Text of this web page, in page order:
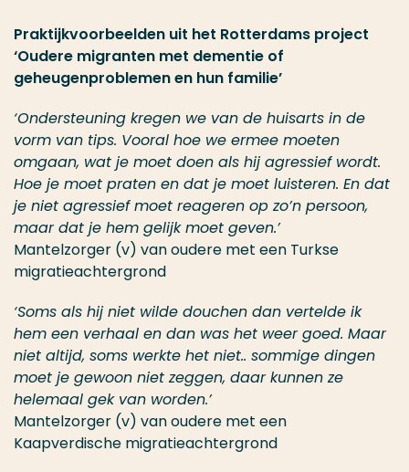
Praktijkvoorbeelden uit het Rotterdams project
‘Oudere migranten met dementie of
geheugenproblemen en hun familie’
‘Ondersteuning kregen we van de huisarts in de
vorm van tips. Vooral hoe we ermee moeten
omgaan, wat je moet doen als hij agressief wordt.
Hoe je moet praten en dat je moet luisteren. En dat
je niet agressief moet reageren op zo’n persoon,
maar dat je hem gelijk moet geven.’
Mantelzorger (v) van oudere met een Turkse
migratieachtergrond
‘Soms als hij niet wilde douchen dan vertelde ik
hem een verhaal en dan was het weer goed. Maar
niet altijd, soms werkte het niet.. sommige dingen
moet je gewoon niet zeggen, daar kunnen ze
helemaal gek van worden.’
Mantelzorger (v) van oudere met een
Kaapverdische migratieachtergrond